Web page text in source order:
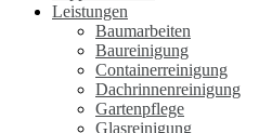
Leistungen
Baumarbeiten
Baureinigung
Containerreinigung
Dachrinnenreinigung
Gartenpflege
Glasreinigung